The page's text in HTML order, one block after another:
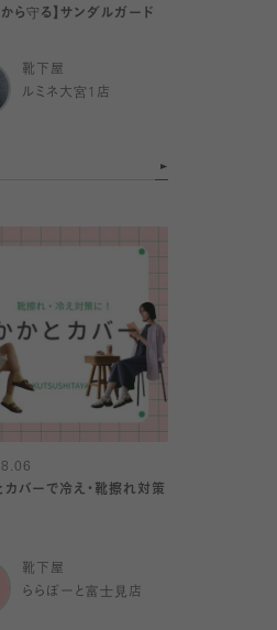
から守る】サンダルガード
靴下屋
ルミネ大宮1店
カバーで冷え・靴擦れ対策
靴下屋
ららぽーと富士見店